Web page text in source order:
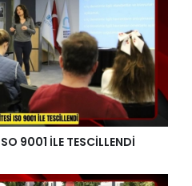
9001 İLE TESCİLLENDİ